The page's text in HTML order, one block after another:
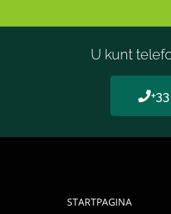
U kunt
STARTPAGINA